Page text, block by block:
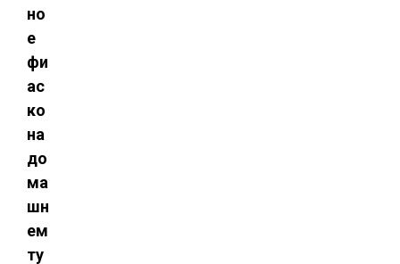
но
е
фи
ас
ко
на
до
ма
шн
ем
ту